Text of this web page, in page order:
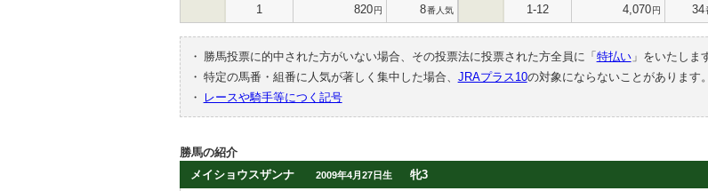
1 820円 8番人気 1-12 4,070円 34
・ 勝馬投票に的中された方がいない場合、その投票法に投票された方全員に「 特払い」をいたしま
・ 特定の馬番・組番に人気が著しく集中した場合、 JRAプラス10の対象にならないことがあります。
・
レースや騎手等につく記号
勝馬の紹介
メイショウスザンナ
2009年4月27日生 牝3